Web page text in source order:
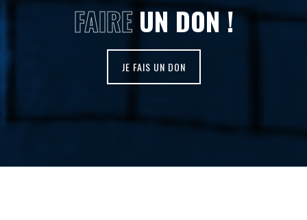
FAIREUN DON !
JE FAIS UN DON